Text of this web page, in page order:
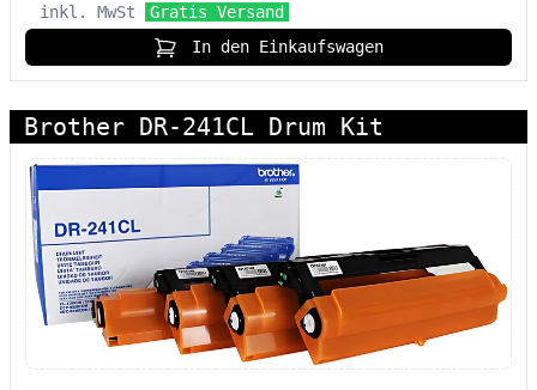
inkl. MwSt
Gratis Versand
In den Einkaufswagen
Brother DR-241CL Drum Kit